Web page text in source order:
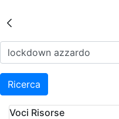
Risultati
Ricerca
Voci Risorse